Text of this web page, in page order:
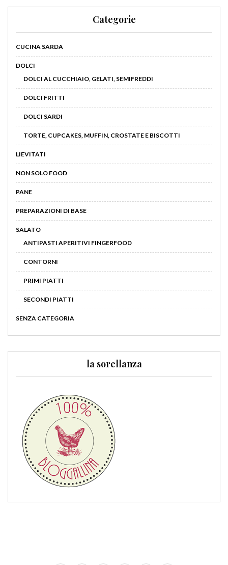
Categorie
CUCINA SARDA
DOLCI
DOLCI AL CUCCHIAIO, GELATI, SEMIFREDDI
DOLCI FRITTI
DOLCI SARDI
TORTE, CUPCAKES, MUFFIN, CROSTATE E BISCOTTI
LIEVITATI
NON SOLO FOOD
PANE
PREPARAZIONI DI BASE
SALATO
ANTIPASTI APERITIVI FINGERFOOD
CONTORNI
PRIMI PIATTI
SECONDI PIATTI
SENZA CATEGORIA
la sorellanza